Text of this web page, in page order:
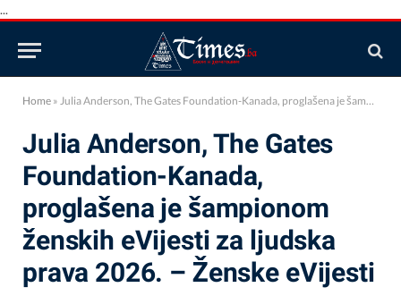
...
Home » Julia Anderson, The Gates Foundation-Kanada, proglašena je šampionom ženskih eVijesti za ljudska prava 2026. – Ženske eVijesti
Julia Anderson, The Gates
Foundation-Kanada,
proglašena je šampionom
ženskih eVijesti za ljudska
prava 2026. – Ženske eVijesti